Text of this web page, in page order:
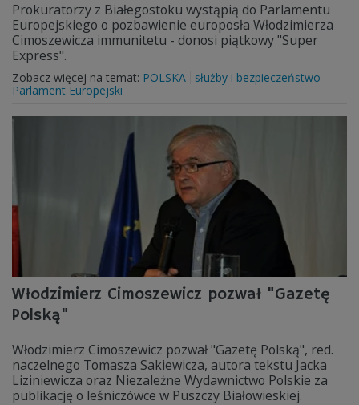
Prokuratorzy z Białegostoku wystąpią do Parlamentu
Europejskiego o pozbawienie europosła Włodzimierza
Cimoszewicza immunitetu - donosi piątkowy "Super
Express".
Zobacz więcej na temat: POLSKA
służby i bezpieczeństwo
Parlament Europejski
Włodzimierz Cimoszewicz pozwał "Gazetę
Polską"
Włodzimierz Cimoszewicz pozwał "Gazetę Polską", red.
naczelnego Tomasza Sakiewicza, autora tekstu Jacka
Liziniewicza oraz Niezależne Wydawnictwo Polskie za
publikację o leśniczówce w Puszczy Białowieskiej.